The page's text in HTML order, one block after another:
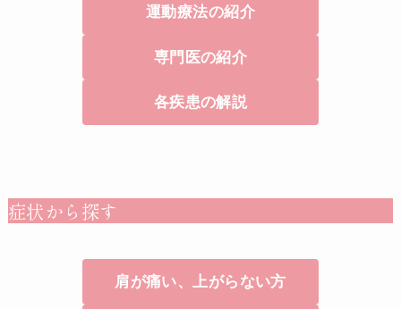
運動療法の紹介
専門医の紹介
各疾患の解説
症状から探す
肩が痛い、上がらない方